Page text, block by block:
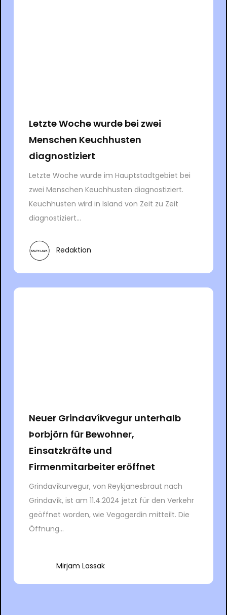
Letzte Woche wurde bei zwei
Menschen Keuchhusten
diagnostiziert
Letzte Woche wurde im Hauptstadtgebiet bei
zwei Menschen Keuchhusten diagnostiziert.
Keuchhusten wird in Island von Zeit zu Zeit
diagnostiziert...
Redaktion
Neuer Grindavíkvegur unterhalb
Þorbjörn für Bewohner,
Einsatzkräfte und
Firmenmitarbeiter eröffnet
Grindavíkurvegur, von Reykjanesbraut nach
Grindavík, ist am 11.4.2024 jetzt für den Verkehr
geöffnet worden, wie Vegagerdin mitteilt. Die
Öffnung...
Mirjam Lassak